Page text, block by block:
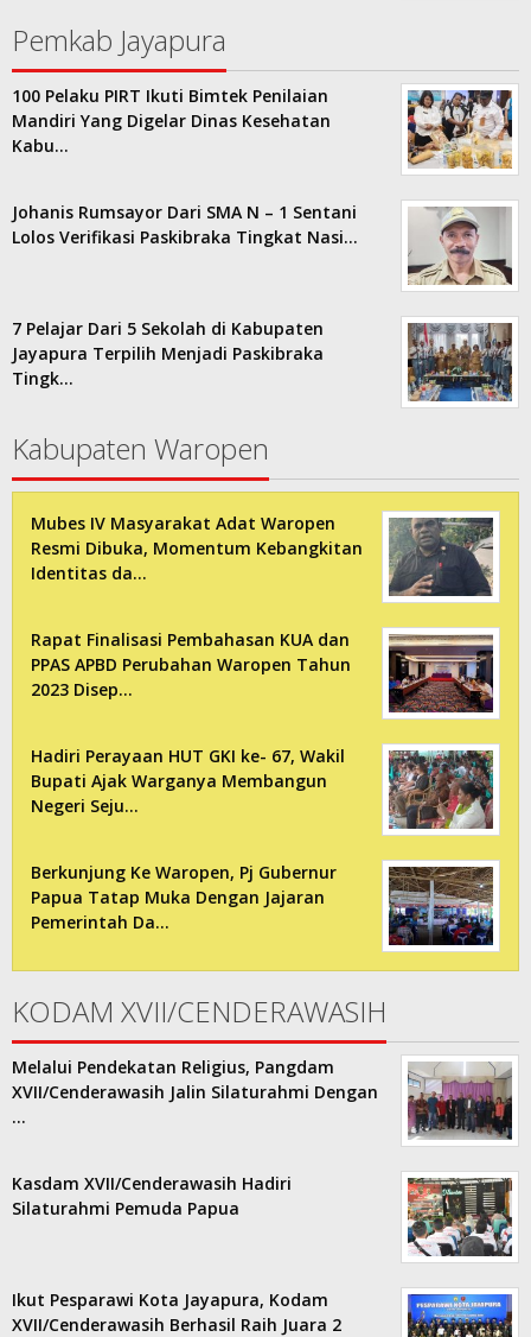
Pemkab Jayapura
100 Pelaku PIRT Ikuti Bimtek Penilaian
Mandiri Yang Digelar Dinas Kesehatan
Kabu…
Johanis Rumsayor Dari SMA N – 1 Sentani
Lolos Verifikasi Paskibraka Tingkat Nasi…
7 Pelajar Dari 5 Sekolah di Kabupaten
Jayapura Terpilih Menjadi Paskibraka
Tingk…
Kabupaten Waropen
Mubes IV Masyarakat Adat Waropen
Resmi Dibuka, Momentum Kebangkitan
Identitas da…
Rapat Finalisasi Pembahasan KUA dan
PPAS APBD Perubahan Waropen Tahun
2023 Disep…
Hadiri Perayaan HUT GKI ke- 67, Wakil
Bupati Ajak Warganya Membangun
Negeri Seju…
Berkunjung Ke Waropen, Pj Gubernur
Papua Tatap Muka Dengan Jajaran
Pemerintah Da…
KODAM XVII/CENDERAWASIH
Melalui Pendekatan Religius, Pangdam
XVII/Cenderawasih Jalin Silaturahmi Dengan
…
Kasdam XVII/Cenderawasih Hadiri
Silaturahmi Pemuda Papua
Ikut Pesparawi Kota Jayapura, Kodam
XVII/Cenderawasih Berhasil Raih Juara 2